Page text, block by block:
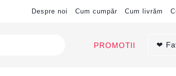
Despre noi Cum cumpăr Cum livrăm
PROMOTII ❤